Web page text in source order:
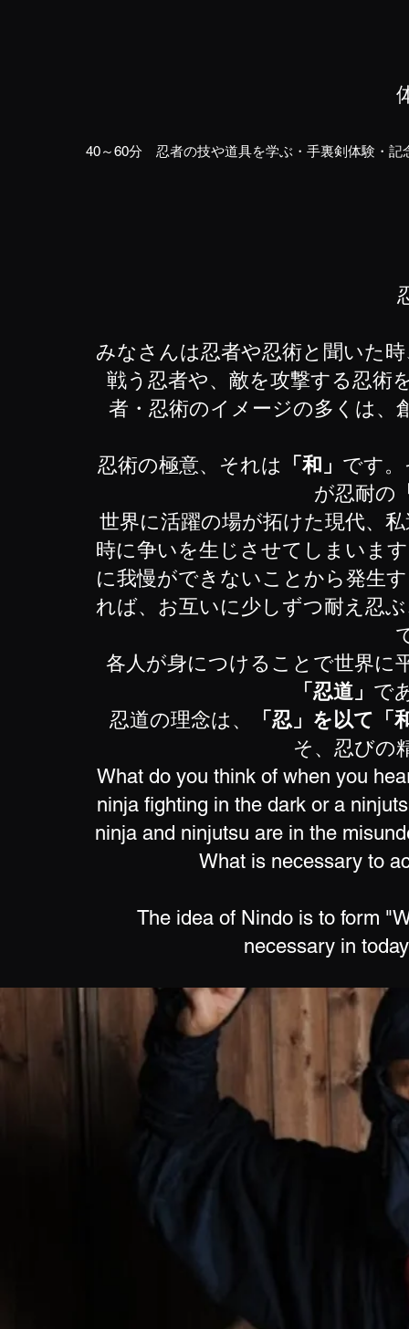
40～60分 忍者の技や道具を学ぶ・手裏剣体験・記
みなさんは忍者や忍術と聞いた
戦う忍者や、敵を攻撃する忍術
者・忍術のイメージの多くは、
忍術の極意、それは 「和」 です
が忍耐の
世界に活躍の場が拓けた現代、
時に争いを生じさせてしまいま
に我慢ができないことから発生
れば、お互いに少しずつ耐え忍
各人が身につけることで世界に
「忍道」 で
忍道の理念は、
「忍」を以て「
そ、忍びの
What do you think of when you
ninja fighting in the dark or a
ninja and ninjutsu are in the
What is necessary to
The idea of ​​Nindo is to form
necessary in